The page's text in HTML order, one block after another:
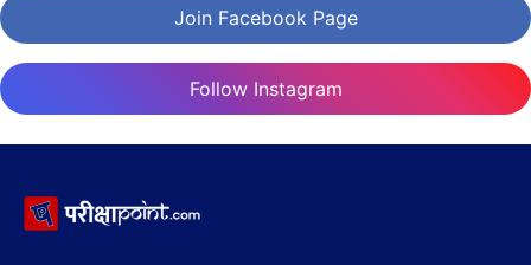
Join Facebook Page
Follow Instagram